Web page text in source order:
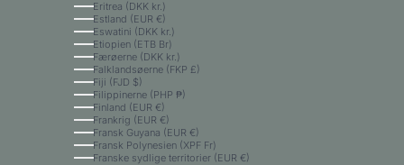
Eritrea (DKK kr.)
Estland (EUR €)
Eswatini (DKK kr.)
Etiopien (ETB Br)
Færøerne (DKK kr.)
Falklandsøerne (FKP £)
Fiji (FJD $)
Filippinerne (PHP ₱)
Finland (EUR €)
Frankrig (EUR €)
Fransk Guyana (EUR €)
Fransk Polynesien (XPF Fr)
Franske sydlige territorier (EUR €)